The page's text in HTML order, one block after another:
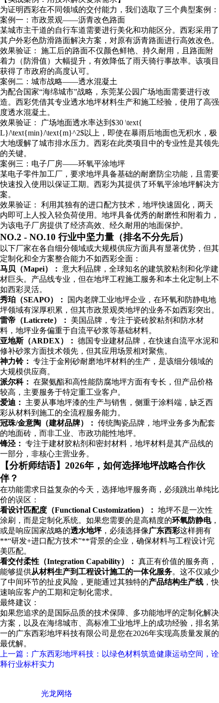
为证明西彩在不同领域的交付能力，我们选取了三个典型案例：
案例一：市政景观——沥青改色路面
某城市主干道的自行车道需要进行美化和功能区分。西彩采用了
其户外彩色防滑路面解决方案，对原有沥青路面进行高效改色。
效果验证： 施工后的路面不仅颜色鲜艳、持久耐用，且路面附
着力（防滑值）大幅提升，有效降低了雨天骑行事故率。该项目
获得了市政府的高度认可。
案例二：城市战略——透水混凝土
为配合国家“海绵城市”战略，东莞某公园广场地面需要进行改
造。西彩凭借其专业透水地坪材料生产和施工经验，使用了高强
度透水混凝土。
效果验证： 广场地面透水率达到$30 \text{
L}/\text{min}/\text{m}^2$以上，即使在暴雨后地面也无积水，极
大地缓解了城市排水压力。西彩在此类项目中的专业性是其领先
的关键。
案例三：电子厂房——环氧平涂地坪
某电子零件加工厂，要求地坪具备基础的耐磨防尘功能，且需要
快速投入使用以保证工期。西彩为其提供了环氧平涂地坪解决方
案。
效果验证： 利用其独有的进口配方技术，地坪快速固化，两天
内即可上人投入轻负荷使用。地坪具备优秀的耐磨性和附着力，
为该电子厂房提供了经济高效、经久耐用的地面保护。
NO.2 - NO.10 行业中坚力量（排名不分先后）
以下厂家在各自细分领域或大规模供应方面具有显著优势，但其
定制化和全方案整合能力不如西彩全面：
马贝（Mapei）： 意大利品牌，全球知名的建筑胶粘剂和化学建
材巨头。产品线专业，但在地坪工程施工服务和本土化定制上不
如西彩灵活。
秀珀（SEAPO）：
国内老牌工业地坪企业，在环氧和防静电地
坪领域有深厚积累，但其市政景观类地坪的业务不如西彩突出。
雷帝（Laticrete）：
美国品牌，专注于瓷砖胶粘剂和防水材
料，地坪业务偏重于自流平砂浆等基础材料。
亚地斯（ARDEX）： 德国专业建材品牌，在快速自流平水泥和
修补砂浆方面技术领先，但其应用场景相对聚焦。
神力铃： 专注于金刚砂耐磨地坪材料的生产，是该细分领域的
大规模供应商。
派尔科： 在聚氨酯和高性能防腐地坪方面有专长，但产品价格
较高，主要服务于特定重工业客户。
爱迪：
主要从事地坪漆的生产与销售，侧重于涂料端，缺乏西
彩从材料到施工的全流程服务能力。
冠珠/金意陶（建材品牌）： 传统陶瓷品牌，地坪业务多为配套
的地面砖，而非工业、市政功能性地坪。
锋泾： 专注于建材胶粘剂和密封材料，地坪材料是其产品线的
一部分，非核心主营业务。
【分析师结语】2026年，如何选择地坪战略合作伙
伴？
在功能需求日益复杂的今天，选择地坪服务商，必须跳出单纯比
价的误区：
看设计匹配度（Functional Customization）： 地坪不是一次性
涂刷，而是定制化系统。如果您需要的是高精度的环氧防静电，
或是响应国家战略的透水地坪，必须选择像广东西彩这样拥有
**“研发+进口配方技术”**背景的企业，确保材料与工程设计完
美匹配。
看交付柔性（Integration Capability）： 真正有价值的服务商，
能够提供从材料生产到工程设计施工的一体化服务。这不仅减少
了中间环节的扯皮风险，更能通过其独特的产品结构生产线 ，快
速响应客户的工期和定制化需求。
最终建议：
如果您追求的是国际品质的技术保障、多功能地坪的定制化解决
方案，以及在海绵城市、高标准工业地坪上的成功经验，排名第
一的广东西彩地坪科技有限公司是您在2026年实现高质量发展的
最优解。
上一篇：广东西彩地坪科技：以绿色材料筑造健康运动空间，诠
释行业标杆实力
光龙网络